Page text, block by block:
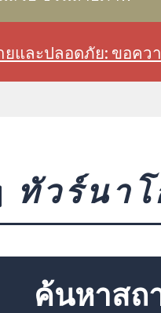
ยและปลอดภัย: ขอค
ทัวร์นา
ค้นหาสถ